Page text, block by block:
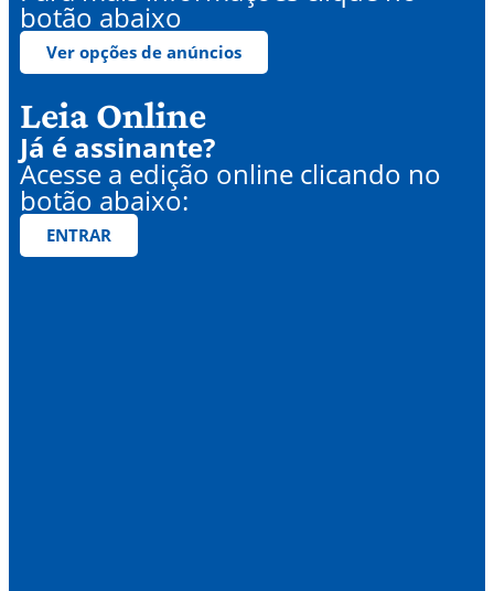
botão abaixo
Ver opções de anúncios
Leia Online
Já é assinante?
Acesse a edição online clicando no
botão abaixo:
ENTRAR